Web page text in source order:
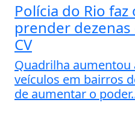
Polícia do Rio
prender
CV
Quadrilha aumentou
veículos em bairros
de aumentar o